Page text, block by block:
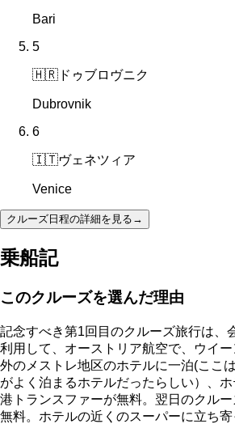
Bari
5
🇭🇷 ドゥブロヴニク
Dubrovnik
6
🇮🇹ヴェネツィア
Venice
クルーズ日程の詳細を見る →
乗船記
このクルーズを選んだ理由
記念すべき第1回目のクルーズ旅行は、
利用して、オーストリア航空で、ウイ
外のメストレ地区のホテルに一泊(ここ
がよく泊まるホテルだったらしい）、
港トランスファーが無料。翌日のクル
無料。ホテルの近くのスーパーに立ち